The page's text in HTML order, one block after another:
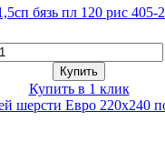
бязь пл 120 рис 405-2
Купить в 1 клик